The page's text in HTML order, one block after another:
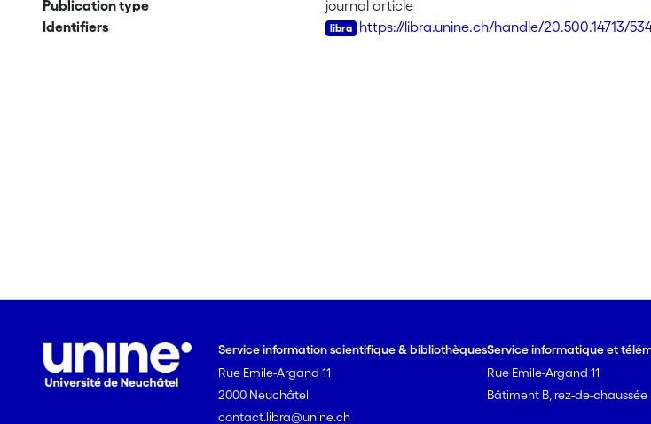
Publication type
journal article
Identifiers
https://libra.unine.ch/handle/20.500.14713/
Service information scientifique & bibliothèques
Rue Emile-Argand 11
2000 Neuchâtel
contact.libra@unine.ch
Service informatique et
Rue Emile-Argand 11
Bâtiment B, rez-de-chaussée